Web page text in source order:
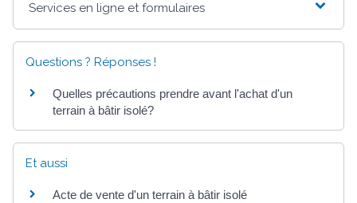
Services en ligne et formulaires
Questions ? Réponses !
Quelles précautions prendre avant l'achat d'un
terrain à bâtir isolé?
Et aussi
Acte de vente d'un terrain à bâtir isolé